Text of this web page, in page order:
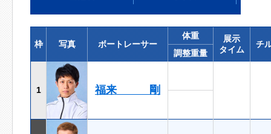
枠 写真 ボートレーサー
体重
展示
タイム
チ
調整重量
1 福来 剛